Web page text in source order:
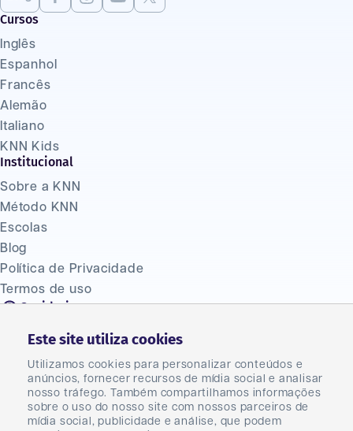
Este site utiliza cookies
Utilizamos cookies para personalizar conteúdos e
anúncios, fornecer recursos de mídia social e analisar
nosso tráfego. Também compartilhamos informações
sobre o uso do nosso site com nossos parceiros de
mídia social, publicidade e análise, que podem
Cursos
Inglês
Espanhol
Francês
Alemão
Italiano
KNN Kids
Institucional
Sobre a KNN
Método KNN
Escolas
Blog
Política de Privacidade
Termos de uso
Ouvidoria
Fale Conosco
Seja um franqueado
Seja um parceiro
Master
Carreiras